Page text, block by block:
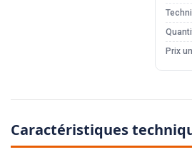
Prix
Caractéristiques